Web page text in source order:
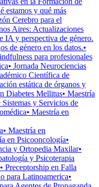
estamos y qué más
Cerebro para el
Aires: Actualizaciones
IA y perspectiva de género.
de género en los datos.•
para profesionales
• Jornada Neurociencias
Científica de
estática de órganos y
Diabetes Mellitus• Maestría
y Servicios de
• Maestría en
• Maestría en
en Psicooncología•
y Ortopedia Maxilar•
y Psicoterapia
• Preceptorship en Falla
para Latinoamerica•